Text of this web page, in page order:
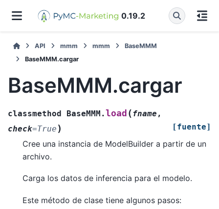
0.19.2
API mmm mmm
BaseMMM
BaseMMM.cargar
BaseMMM.cargar
classmethod BaseMMM.load (fname ,
check=True ) [fuente]
Cree una instancia de ModelBuilder a partir de un
archivo.
Carga los datos de inferencia para el modelo.
Este método de clase tiene algunos pasos: